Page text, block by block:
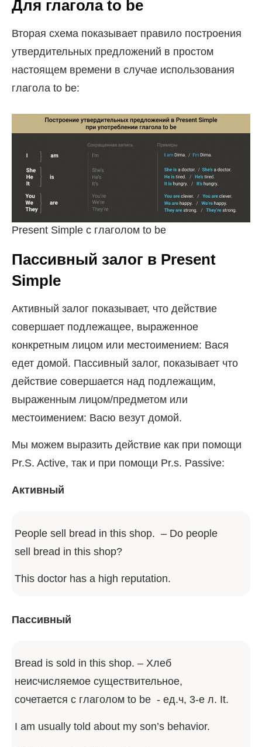
Для глагола to be
Вторая схема показывает правило построения
утвердительных предложений в простом
настоящем времени в случае использования
глагола to be:
Present Simple с глаголом to be
Пассивный залог в Present
Simple
Активный залог показывает, что действие
совершает подлежащее, выраженное
конкретным лицом или местоимением: Вася
едет домой. Пассивный залог, показывает что
действие совершается над подлежащим,
выраженным лицом/предметом или
местоимением: Васю везут домой.
Мы можем выразить действие как при помощи
Pr.S. Active, так и при помощи Pr.s. Passive:
Активный
People sell bread in this shop. – Do people
sell bread in this shop?
This doctor has a high reputation.
Пассивный
Bread is sold in this shop. – Хлеб
неисчисляемое существительное,
сочетается с глаголом to be - ед.ч, 3-е л. It.
I am usually told about my son’s behavior.